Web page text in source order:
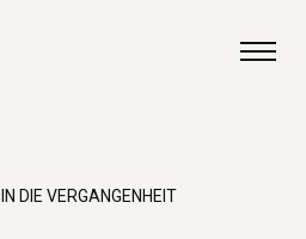
DIE VERGANGENHEIT